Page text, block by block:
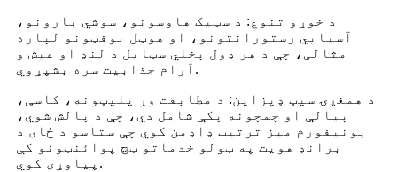
د خوړو تنوع: د سټیک هاوسونو، سوشي بارونو،
آسیایي رستورانتونو، او هوټل بوفټونو لپاره
مثالی، چې د هر ډول پخلي سټایل د لنډ او عیش و
آرام جذابیت سره بشپړوي.
د همغږۍ سیټ ډیزاین: د مطابقت وړ پلیټونه، کاسې،
پیالې او چمچونه پکې شامل دي، چې د پالش شوي،
یونیفورم میز ترتیب ډاډمن کوي ​​چې ستاسو د ځای د
برانډ هویت په ټولو خدماتو ټچ پوائنټونو کې
پیاوړی کوي.